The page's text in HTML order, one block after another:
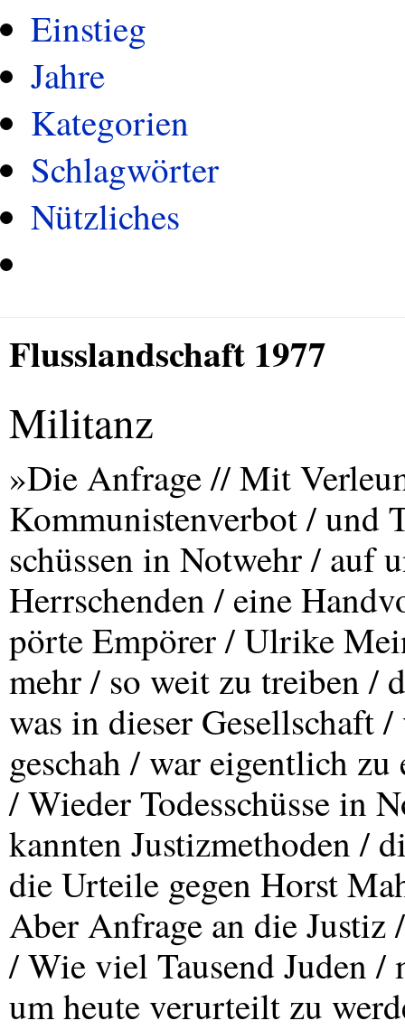
Einstieg
Jahre
Kategorien
Schlagwörter
Nützliches
Flusslandschaft 1977
Militanz
»Die Anfrage // Mit
Kommunistenverbot / und
schüssen in Notwehr / auf
Herrschenden / eine
pörte Empörer / Ulrike
mehr / so weit zu treiben /
was in dieser Gesellschaft
geschah / war eigentlich
/ Wieder Todesschüsse in
kannten Justizmethoden /
die Urteile gegen Horst
Aber Anfrage an die Justiz
/ Wie viel Tausend Juden /
um heute verurteilt zu